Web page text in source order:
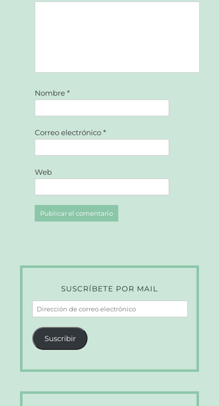
Nombre*
Correo electrónico*
Web
SUSCRÍBETE POR MAIL
Dirección
de
correo
electrónico
Suscribir